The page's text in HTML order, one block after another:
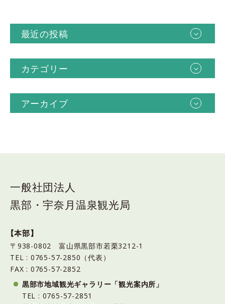
最近の投稿
カテゴリー
アーカイブ
一般社団法人
黒部・宇奈月温泉観光局
【本部】
〒938-0802 富山県黒部市若栗3212-1
TEL : 0765-57-2850（代表）
FAX : 0765-57-2852
黒部市地域観光ギャラリー「観光案内所」
TEL : 0765-57-2851